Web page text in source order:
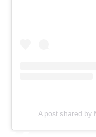
A post shared by